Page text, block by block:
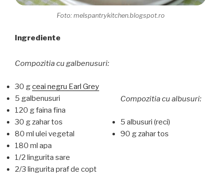
Foto: melspantrykitchen.blogspot.ro
Ingrediente
Compozitia cu galbenusuri:
30 gceai negru Earl Grey
5 galbenusuri
120 g faina fina
30 g zahar tos
80 ml ulei vegetal
180 ml apa
1/2 lingurita sare
2/3 lingurita praf de copt
Compozitia cu albusuri:
5 albusuri (reci)
90 g zahar tos